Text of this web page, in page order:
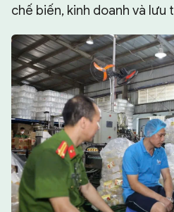
chế biến, kinh doanh và